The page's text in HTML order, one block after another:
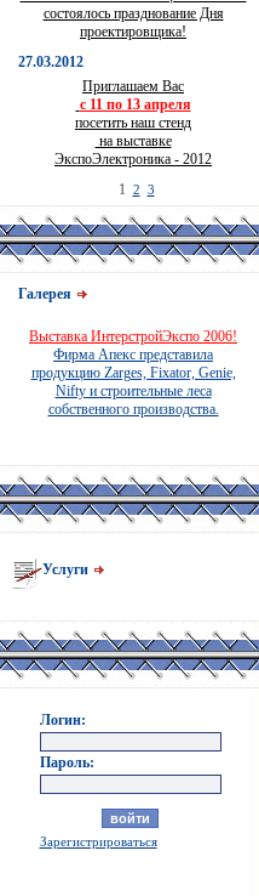
состоялось празднование Дня
проектировщика!
27.03.2012
Приглашаем Вас
с 11 по 13 апреля
посетить наш стенд
на выставке
ЭкспоЭлектроника - 2012
1 2 3
Галерея
Выставка ИнтерстройЭкспо 2006!
Фирма Апекс представила
продукцию Zarges, Fixator, Genie,
Nifty и строительные леса
собственного производства.
Услуги
Логин:
Пароль:
Зарегистрироваться